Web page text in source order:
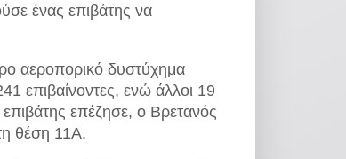
ένας επιβάτης να
αεροπορικό δυστύχημα
επιβαίνοντες, ενώ άλλοι 19
επέζησε, ο Βρετανός
θέση 11Α.